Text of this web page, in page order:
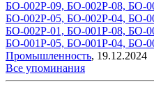
БО-002Р-09, БО-002Р-08, БО-
БО-002Р-05, БО-002Р-04, БО-
БО-002Р-01, БО-001Р-08, БО-
БО-001Р-05, БО-001Р-04, БО-
Промышленность, 19.12.2024
Все упоминания